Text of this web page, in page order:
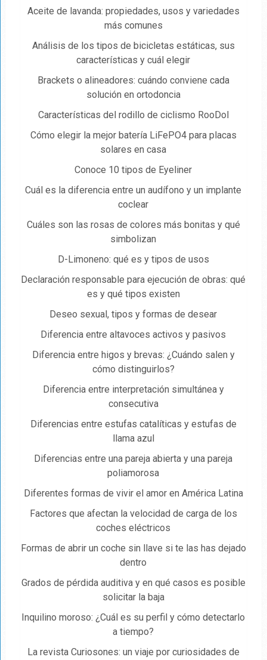
Aceite de lavanda: propiedades, usos y variedades
más comunes
Análisis de los tipos de bicicletas estáticas, sus
características y cuál elegir
Brackets o alineadores: cuándo conviene cada
solución en ortodoncia
Características del rodillo de ciclismo RooDol
Cómo elegir la mejor batería LiFePO4 para placas
solares en casa
Conoce 10 tipos de Eyeliner
Cuál es la diferencia entre un audífono y un implante
coclear
Cuáles son las rosas de colores más bonitas y qué
simbolizan
D-Limoneno: qué es y tipos de usos
Declaración responsable para ejecución de obras: qué
es y qué tipos existen
Deseo sexual, tipos y formas de desear
Diferencia entre altavoces activos y pasivos
Diferencia entre higos y brevas: ¿Cuándo salen y
cómo distinguirlos?
Diferencia entre interpretación simultánea y
consecutiva
Diferencias entre estufas catalíticas y estufas de
llama azul
Diferencias entre una pareja abierta y una pareja
poliamorosa
Diferentes formas de vivir el amor en América Latina
Factores que afectan la velocidad de carga de los
coches eléctricos
Formas de abrir un coche sin llave si te las has dejado
dentro
Grados de pérdida auditiva y en qué casos es posible
solicitar la baja
Inquilino moroso: ¿Cuál es su perfil y cómo detectarlo
a tiempo?
La revista Curiosones: un viaje por curiosidades de